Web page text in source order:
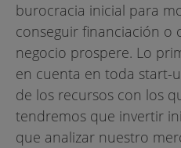
burocracia inicial para
conseguir financiación o
negocio prospere. Lo
en cuenta en toda start-
de los recursos con los
tendremos que invertir
que analizar nuestro